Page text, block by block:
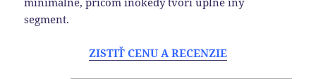
segment.
ZISTIŤ CENU A RECENZIE